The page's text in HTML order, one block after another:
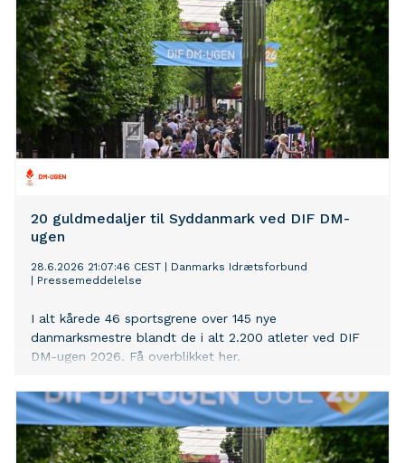
20 guldmedaljer til Syddanmark ved DIF DM-
ugen
28.6.2026 21:07:46 CEST
Danmarks Idrætsforbund
Pressemeddelelse
I alt kårede 46 sportsgrene over 145 nye
danmarksmestre blandt de i alt 2.200 atleter ved DIF
DM-ugen 2026. Få overblikket her.